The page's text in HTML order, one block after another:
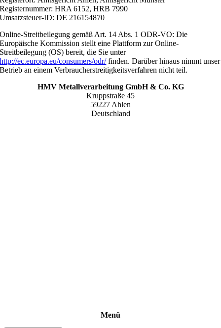
Registernummer: HRA 6152, HRB 7990
Umsatzsteuer-ID: DE 216154870
Online-Streitbeilegung gemäß Art. 14 Abs. 1 ODR-VO: Die
Europäische Kommission stellt eine Plattform zur Online-
Streitbeilegung (OS) bereit, die Sie unter
http://ec.europa.eu/consumers/odr/finden. Darüber hinaus nimmt unser
Betrieb an einem Verbraucherstreitigkeitsverfahren nicht teil.
HMV Metallverarbeitung GmbH & Co. KG
Kruppstraße 45
59227 Ahlen
Deutschland
Menü